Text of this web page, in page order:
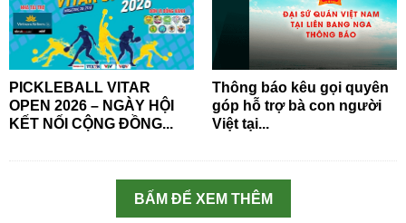
PICKLEBALL VITAR
OPEN 2026 – NGÀY HỘI
KẾT NỐI CỘNG ĐỒNG...
Thông báo kêu gọi quyên
góp hỗ trợ bà con người
Việt tại...
BẤM ĐỂ XEM THÊM